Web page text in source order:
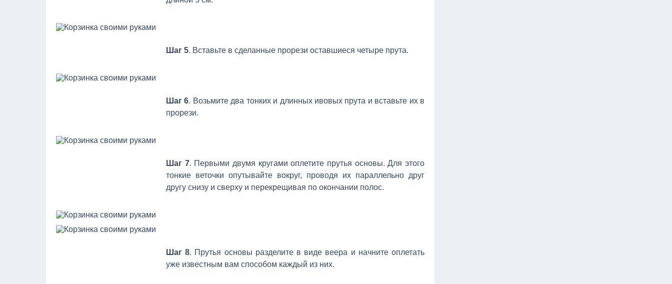
Шаг 5. Вставьте в сделанные прорези оставшиеся четыре прута.
Шаг 6. Возьмите два тонких и длинных ивовых прута и вставьте их в
прорези.
Шаг 7. Первыми двумя кругами оплетите прутья основы. Для этого
тонкие веточки опутывайте вокруг, проводя их параллельно друг
другу снизу и сверху и перекрещивая по окончании полос.
Шаг 8. Прутья основы разделите в виде веера и начните оплетать
уже известным вам способом каждый из них.